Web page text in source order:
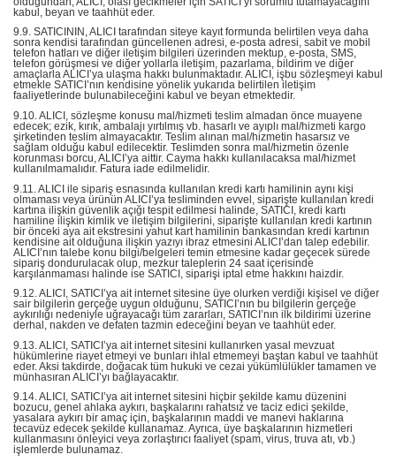
kabul, beyan ve taahhüt eder.
9.9. SATICININ, ALICI tarafından siteye kayıt formunda belirtilen veya daha
sonra kendisi tarafından güncellenen adresi, e-posta adresi, sabit ve mobil
telefon hatları ve diğer iletişim bilgileri üzerinden mektup, e-posta, SMS,
telefon görüşmesi ve diğer yollarla iletişim, pazarlama, bildirim ve diğer
amaçlarla ALICI’ya ulaşma hakkı bulunmaktadır. ALICI, işbu sözleşmeyi kabul
etmekle SATICI’nın kendisine yönelik yukarıda belirtilen iletişim
faaliyetlerinde bulunabileceğini kabul ve beyan etmektedir.
9.10. ALICI, sözleşme konusu mal/hizmeti teslim almadan önce muayene
edecek; ezik, kırık, ambalajı yırtılmış vb. hasarlı ve ayıplı mal/hizmeti kargo
şirketinden teslim almayacaktır. Teslim alınan mal/hizmetin hasarsız ve
sağlam olduğu kabul edilecektir. Teslimden sonra mal/hizmetin özenle
korunması borcu, ALICI’ya aittir. Cayma hakkı kullanılacaksa mal/hizmet
kullanılmamalıdır. Fatura iade edilmelidir.
9.11. ALICI ile sipariş esnasında kullanılan kredi kartı hamilinin aynı kişi
olmaması veya ürünün ALICI’ya tesliminden evvel, siparişte kullanılan kredi
kartına ilişkin güvenlik açığı tespit edilmesi halinde, SATICI, kredi kartı
hamiline ilişkin kimlik ve iletişim bilgilerini, siparişte kullanılan kredi kartının
bir önceki aya ait ekstresini yahut kart hamilinin bankasından kredi kartının
kendisine ait olduğuna ilişkin yazıyı ibraz etmesini ALICI’dan talep edebilir.
ALICI’nın talebe konu bilgi/belgeleri temin etmesine kadar geçecek sürede
sipariş dondurulacak olup, mezkur taleplerin 24 saat içerisinde
karşılanmaması halinde ise SATICI, siparişi iptal etme hakkını haizdir.
9.12. ALICI, SATICI’ya ait internet sitesine üye olurken verdiği kişisel ve diğer
sair bilgilerin gerçeğe uygun olduğunu, SATICI’nın bu bilgilerin gerçeğe
aykırılığı nedeniyle uğrayacağı tüm zararları, SATICI’nın ilk bildirimi üzerine
derhal, nakden ve defaten tazmin edeceğini beyan ve taahhüt eder.
9.13. ALICI, SATICI’ya ait internet sitesini kullanırken yasal mevzuat
hükümlerine riayet etmeyi ve bunları ihlal etmemeyi baştan kabul ve taahhüt
eder. Aksi takdirde, doğacak tüm hukuki ve cezai yükümlülükler tamamen ve
münhasıran ALICI’yı bağlayacaktır.
9.14. ALICI, SATICI’ya ait internet sitesini hiçbir şekilde kamu düzenini
bozucu, genel ahlaka aykırı, başkalarını rahatsız ve taciz edici şekilde,
yasalara aykırı bir amaç için, başkalarının maddi ve manevi haklarına
tecavüz edecek şekilde kullanamaz. Ayrıca, üye başkalarının hizmetleri
kullanmasını önleyici veya zorlaştırıcı faaliyet (spam, virus, truva atı, vb.)
işlemlerde bulunamaz.